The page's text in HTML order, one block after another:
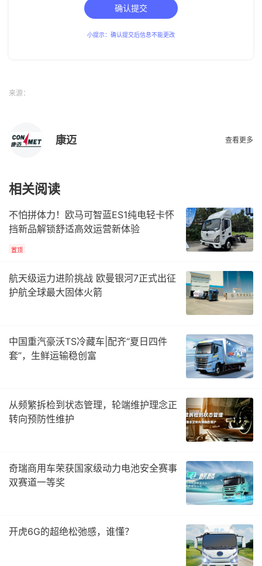
确认提交
小提示：确认提交后信息不能更改
来源：
康迈 查看更多
相关阅读
不怕拼体力！欧马可智蓝ES1纯电轻卡怀
挡新品解锁舒适高效运营新体验
置顶
航天级运力进阶挑战 欧曼银河7正式出征
护航全球最大固体火箭
中国重汽豪沃TS冷藏车|配齐“夏日四件
套”，生鲜运输稳创富
从频繁拆检到状态管理，轮端维护理念正
转向预防性维护
奇瑞商用车荣获国家级动力电池安全赛事
双赛道一等奖
开虎6G的超绝松弛感，谁懂？